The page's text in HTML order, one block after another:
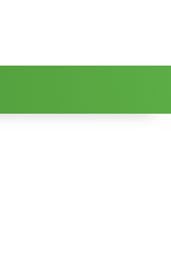
Jenggolo Sejahtera,
Kita Wujudkan
Ekonomi dengan Potensi